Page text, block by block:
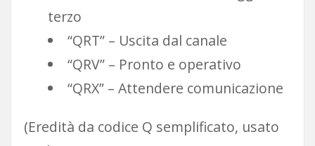
terzo
“QRT” – Uscita dal canale
“QRV” – Pronto e operativo
“QRX” – Attendere comunicazione
(Eredità da codice Q semplificato, usato